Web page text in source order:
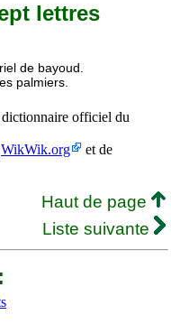
lettres
de bayoud.
palmiers.
officiel du
WikWik.org
et de
Haut de page
Liste suivante